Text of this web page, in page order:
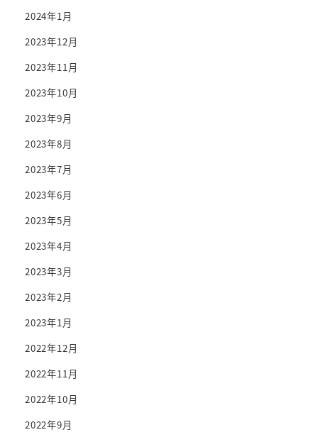
2024年1月
2023年12月
2023年11月
2023年10月
2023年9月
2023年8月
2023年7月
2023年6月
2023年5月
2023年4月
2023年3月
2023年2月
2023年1月
2022年12月
2022年11月
2022年10月
2022年9月